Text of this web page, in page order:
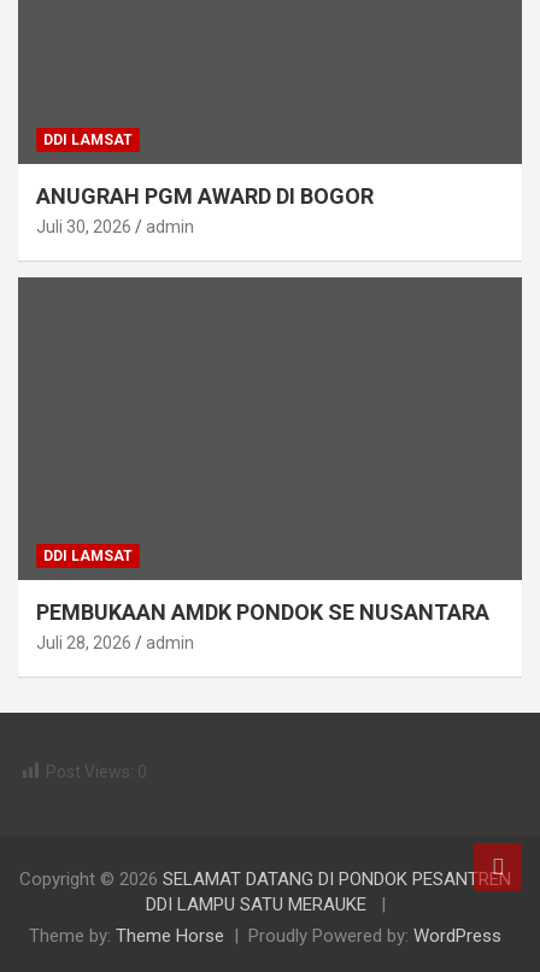
DDI LAMSAT
ANUGRAH PGM AWARD DI BOGOR
Juli 30, 2026 admin
DDI LAMSAT
PEMBUKAAN AMDK PONDOK SE NUSANTARA
Juli 28, 2026 admin
Post Views: 0
Copyright © 2026 SELAMAT DATANG DI PONDOK PESANTREN
DDI LAMPU SATU MERAUKE
Theme by: Theme Horse Proudly Powered by: WordPress